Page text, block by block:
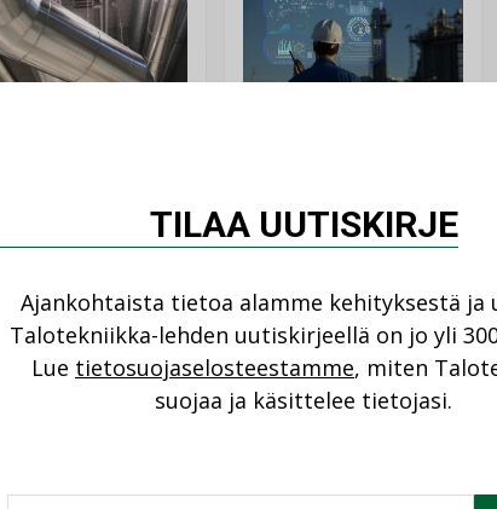
lämpöhäviöitä
Sähköistyminen
”Tulevat kilpailuedut
syntyvät, kun erilliset
teknologiat tuodaan
yhteen”
TILAA UUTISKIRJE
Ajankohtaista tietoa alamme kehityksestä ja
Talotekniikka-lehden uutiskirjeellä on jo yli
Lue tietosuojaselosteestamme, miten
suojaa ja käsittelee tietojasi.